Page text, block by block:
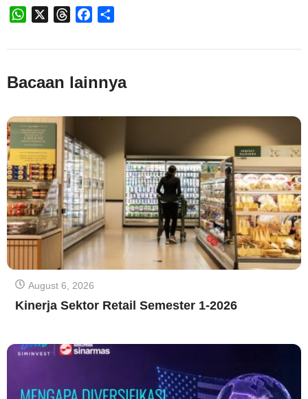
WhatsApp ThreadsFacebook
Bacaan lainnya
August 6, 2026
Kinerja Sektor Retail Semester 1-2026